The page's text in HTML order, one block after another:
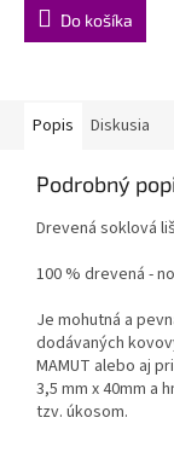
Do košíka
Popis Diskusia
Podrobný
Drevená soklová
100 % drevená -
Je mohutná a
dodávaných
MAMUT alebo aj
3,5 mm x 40mm a
tzv. úkosom.